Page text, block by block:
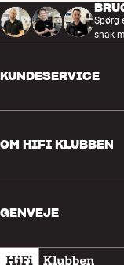
Spørg
snak
KUNDESERVICE
Retur og reklamation
Fortryd ordre
OM HIFI KLUBBEN
Kundeklub
GENVEJE
Gavekort